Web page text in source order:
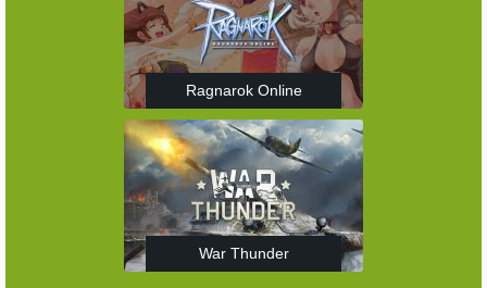
Ragnarok Online
War Thunder